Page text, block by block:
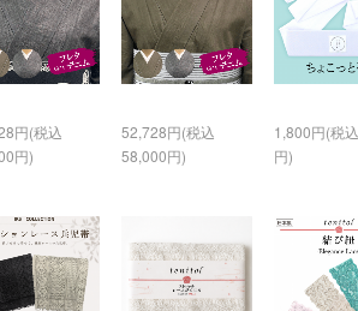
円(税込
円)
52,728円(税込
58,000円)
1,800円(税
円)